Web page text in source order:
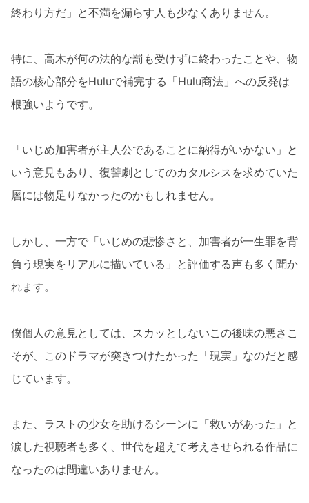
終わり方だ」と不満を漏らす人も少なくありません。
特に、高木が何の法的な罰も受けずに終わったことや、物
語の核心部分をHuluで補完する「Hulu商法」への反発は
根強いようです。
「いじめ加害者が主人公であることに納得がいかない」と
いう意見もあり、復讐劇としてのカタルシスを求めていた
層には物足りなかったのかもしれません。
しかし、一方で「いじめの悲惨さと、加害者が一生罪を背
負う現実をリアルに描いている」と評価する声も多く聞か
れます。
僕個人の意見としては、スカッとしないこの後味の悪さこ
そが、このドラマが突きつけたかった「現実」なのだと感
じています。
また、ラストの少女を助けるシーンに「救いがあった」と
涙した視聴者も多く、世代を超えて考えさせられる作品に
なったのは間違いありません。